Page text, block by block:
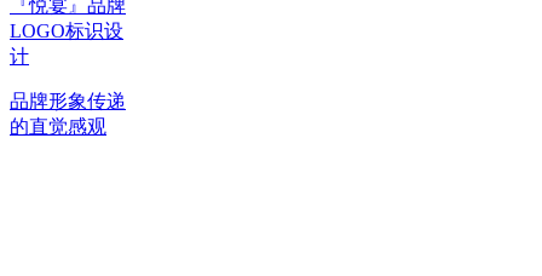
『悦宴』品牌
LOGO标识设
计
品牌形象传递
的直觉感观